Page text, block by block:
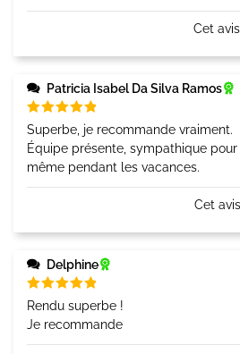
Cet
Patricia Isabel Da Silva Ramos
Note5
sur 5
Superbe, je recommande vraiment.
Équipe présente, sympathique
même pendant les vacances.
Cet
Delphine
Note 5
sur 5
Rendu superbe !
Je recommande